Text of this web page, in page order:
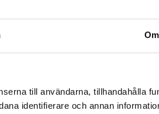
Om
till användarna, tillhandahålla
identifierare och annan
37 14 00